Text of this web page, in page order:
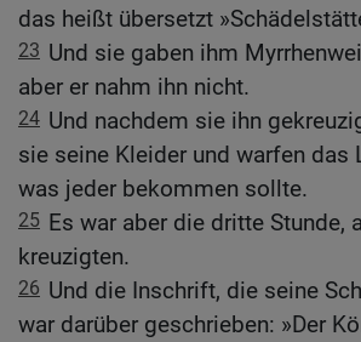
das heißt übersetzt
23 Und sie gaben ihm
aber er nahm ihn nicht.
24 Und nachdem sie ihn
sie seine Kleider und warfen das
was jeder bekommen sollte.
25 Es war aber die dritte Stunde,
kreuzigten.
26 Und die Inschrift, die seine
war darüber geschrieben: »Der